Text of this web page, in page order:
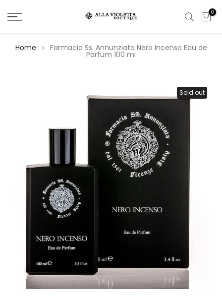
il
0
Home Farmacia Ss. Annunziata Nero Incenso Eau de
Parfum 100 ml
Sold out